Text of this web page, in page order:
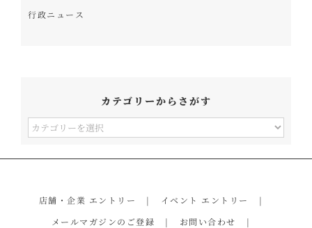
行政ニュース
カテゴリーからさがす
カ
店舗・企業 エントリー
イベント エントリー
メールマガジンのご登録
お問い合わせ